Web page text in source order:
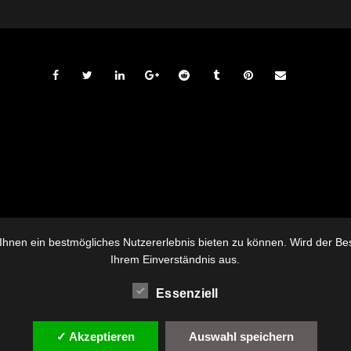
ein bestmögliches Nutzererlebnis bieten zu können. Wird der
Ihrem Einverständnis aus.
Essenziell
✓ Akzeptieren Auswahl speichern